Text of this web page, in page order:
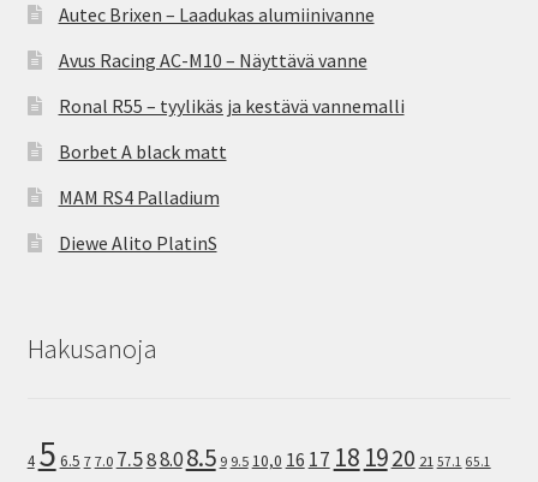
Autec Brixen – Laadukas alumiinivanne
Avus Racing AC-M10 – Näyttävä vanne
Ronal R55 – tyylikäs ja kestävä vannemalli
Borbet A black matt
MAM RS4 Palladium
Diewe Alito PlatinS
Hakusanoja
4 5 6.5 7 7.0 7.588.08.5 9 9.5 10,0 16 17 18 1920 21 57.1 65.1